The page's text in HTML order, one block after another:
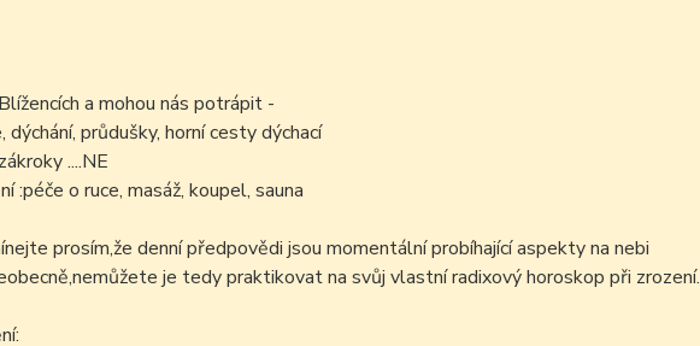
a mohou nás potrápit -
dýchání, průdušky, horní cesty dýchací
....NE
:péče o ruce, masáž, koupel, sauna
prosím,že denní předpovědi jsou momentální probíhající aspekty na nebi
je tedy praktikovat na svůj vlastní radixový horoskop při zrození.